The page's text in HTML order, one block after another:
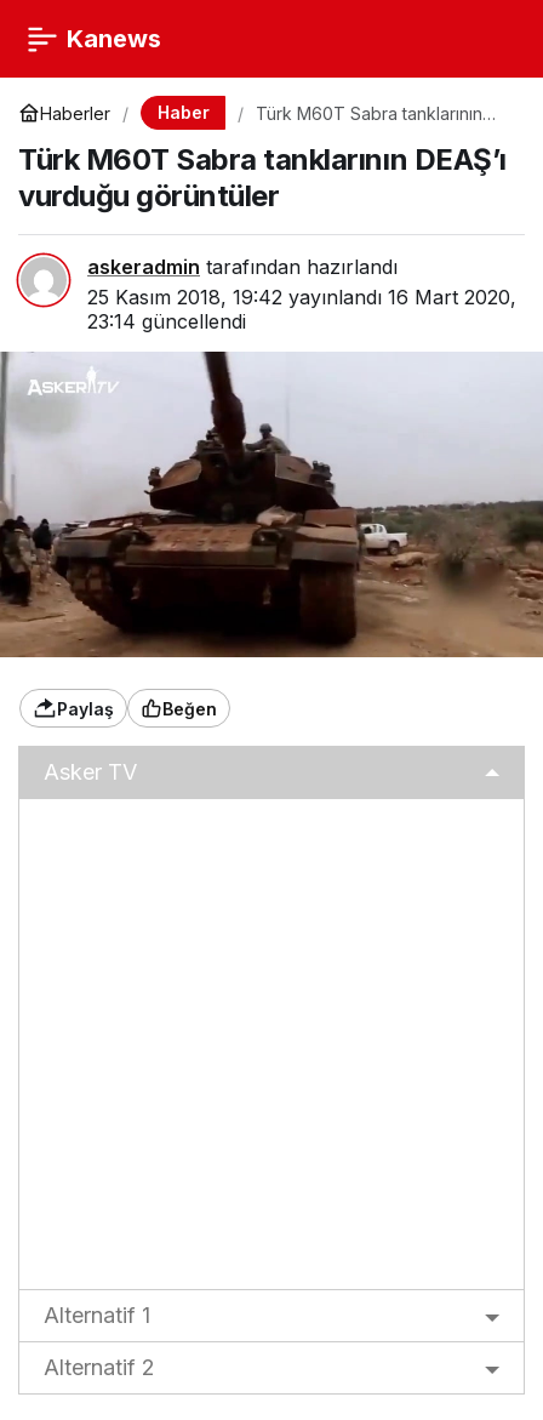
Kanews
Haberler Haber
Türk M60T Sabra tanklarının
Türk M60T Sabra tanklarının DEAŞ’ı
vurduğu görüntüler
askeradmin tarafından hazırlandı
25 Kasım 2018, 19:42 yayınlandı 16 Mart 2020,
23:14 güncellendi
Paylaş Beğen
Asker TV
Alternatif 1
Alternatif 2